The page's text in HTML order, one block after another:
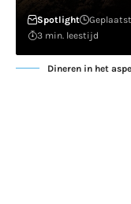
Spotlight
3 min. leestijd
Dineren in het